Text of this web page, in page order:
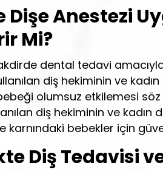
Dişe Anestezi
Mi?
dental tedavi
diş hekiminin ve
olumsuz etkilemesi
diş hekiminin ve
karnındaki bebekler için
Diş Tedavisi